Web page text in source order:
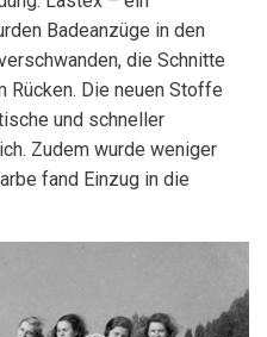
Badeanzüge in den
die Schnitte
Rücken. Die neuen Stoffe
und schneller
Zudem wurde weniger
fand Einzug in die